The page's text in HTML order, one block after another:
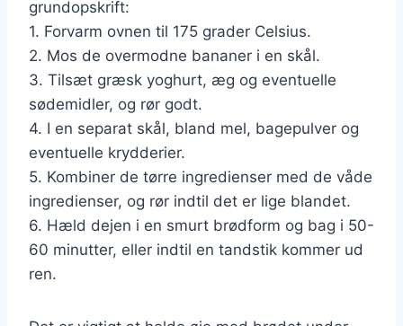
grundopskrift:
1. Forvarm ovnen til 175 grader Celsius.
2. Mos de overmodne bananer i en skål.
3. Tilsæt græsk yoghurt, æg og eventuelle
sødemidler, og rør godt.
4. I en separat skål, bland mel, bagepulver og
eventuelle krydderier.
5. Kombiner de tørre ingredienser med de våde
ingredienser, og rør indtil det er lige blandet.
6. Hæld dejen i en smurt brødform og bag i 50-
60 minutter, eller indtil en tandstik kommer ud
ren.